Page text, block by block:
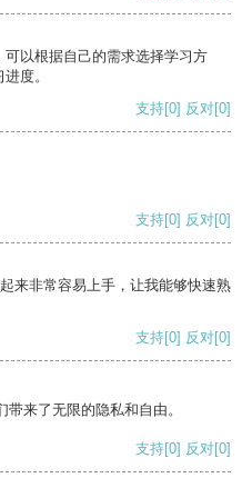
以根据自己的需求选择学习方
度。
支持[0] 反对[0]
支持[0] 反对[0]
来非常容易上手，让我能够快速熟
支持[0] 反对[0]
来了无限的隐私和自由。
支持[0] 反对[0]